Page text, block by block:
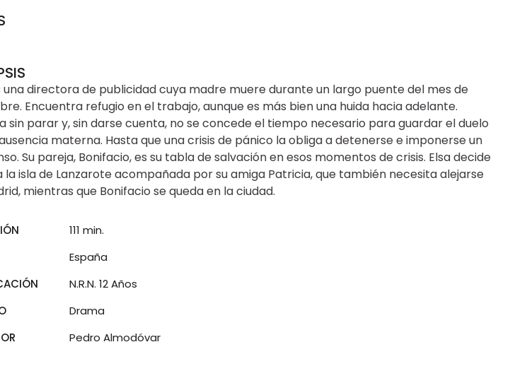
una directora de publicidad cuya madre muere durante un largo puente del mes de
Encuentra refugio en el trabajo, aunque es más bien una huida hacia adelante.
sin parar y, sin darse cuenta, no se concede el tiempo necesario para guardar el duelo
materna. Hasta que una crisis de pánico la obliga a detenerse e imponerse un
Su pareja, Bonifacio, es su tabla de salvación en esos momentos de crisis. Elsa decide
la isla de Lanzarote acompañada por su amiga Patricia, que también necesita alejarse
mientras que Bonifacio se queda en la ciudad.
111 min.
España
N.R.N. 12 Años
Drama
Pedro Almodóvar